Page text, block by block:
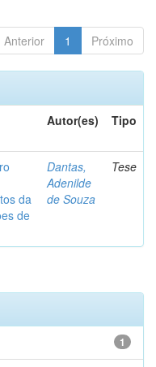
Anterior 1 Próximo
Autor(es) Tipo
da
de
Dantas,
Adenilde
de Souza
Tese
1